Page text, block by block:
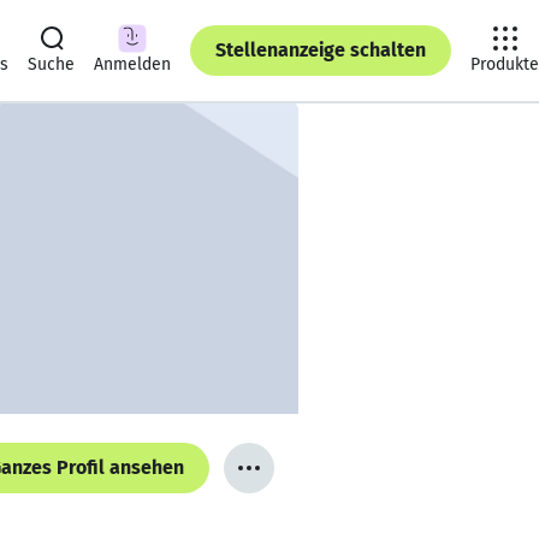
Suche Anmelden
Stellenanzeige schalten
Produkte
Profil ansehen